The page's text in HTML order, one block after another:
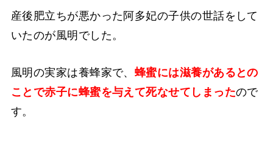
産後肥立ちが悪かった阿多妃の子供の世話をして
いたのが風明でした。
風明の実家は養蜂家で、 蜂蜜には滋養があるとの
ことで赤子に蜂蜜を与えて死なせてしまったので
す。